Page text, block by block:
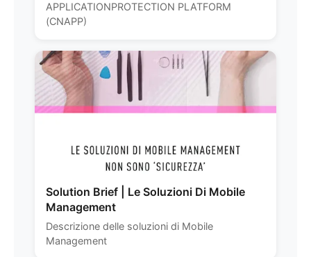
APPLICATIONPROTECTION PLATFORM
(CNAPP)
Solution Brief | Le Soluzioni Di Mobile
Management
Descrizione delle soluzioni di Mobile
Management